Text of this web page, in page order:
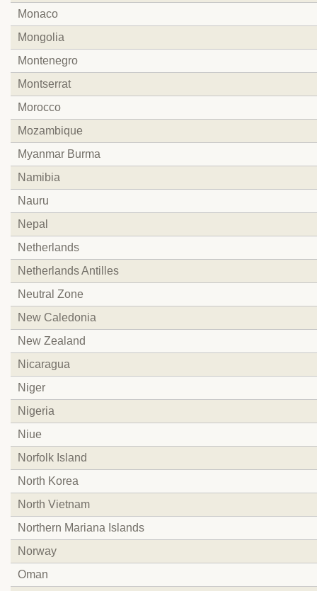
Monaco
Mongolia
Montenegro
Montserrat
Morocco
Mozambique
Myanmar Burma
Namibia
Nauru
Nepal
Netherlands
Netherlands Antilles
Neutral Zone
New Caledonia
New Zealand
Nicaragua
Niger
Nigeria
Niue
Norfolk Island
North Korea
North Vietnam
Northern Mariana Islands
Norway
Oman